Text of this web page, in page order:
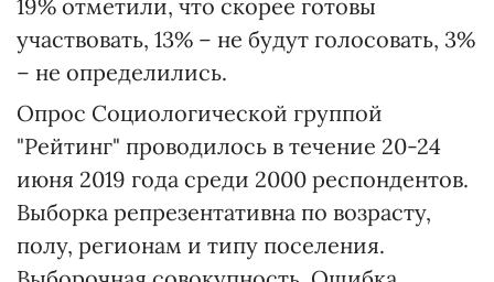
19% отметили, что скорее готовы
участвовать, 13% – не будут голосовать, 3%
– не определились.
Опрос Социологической группой
"Рейтинг" проводилось в течение 20-24
июня 2019 года среди 2000 респондентов.
Выборка репрезентативна по возрасту,
полу, регионам и типу поселения.